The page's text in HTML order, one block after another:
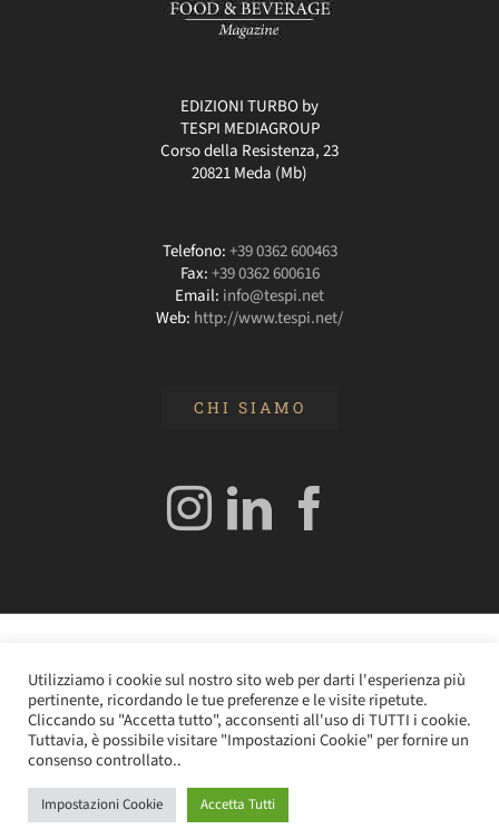
EDIZIONI TURBO by
TESPI MEDIAGROUP
Corso della Resistenza, 23
20821 Meda (Mb)
Telefono:+39 0362 600463
Fax:+39 0362 600616
Email: info@tespi.net
Web: http://www.tespi.net/
CHI SIAMO
Angelo Frigerio -Cookie Policy–Privacy Policy- P.IVA
0362610964
InstagramLinkedIn
Utilizziamo i cookie sul nostro sito web per darti l'esperienza più
pertinente, ricordando le tue preferenze e le visite ripetute.
Cliccando su "Accetta tutto", acconsenti all'uso di TUTTI i cookie.
Tuttavia, è possibile visitare "Impostazioni Cookie" per fornire un
consenso controllato..
Impostazioni Cookie Accetta Tutti